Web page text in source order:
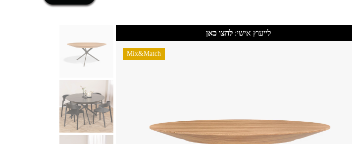
לייעוץ אישי: לחצו כאן
Mix&Match